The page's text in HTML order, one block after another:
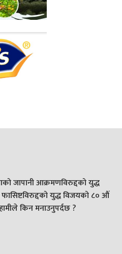
जापानी आक्रमणविरुद्दको युद्ध
फासिष्टविरुद्दको युद्ध विजयको ८० औं
किन मनाउनुपर्दछ ?